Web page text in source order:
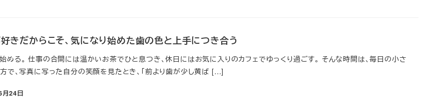
きだからこそ、気になり始めた歯の色と上手につき合う
める。 仕事の合間には温かいお茶でひと息つき、休日にはお気に入りのカフェでゆっくり過ごす。 そんな時間は、毎日の小さ
で、写真に写った自分の笑顔を見たとき、「前より歯が少し黄ば […]
24日